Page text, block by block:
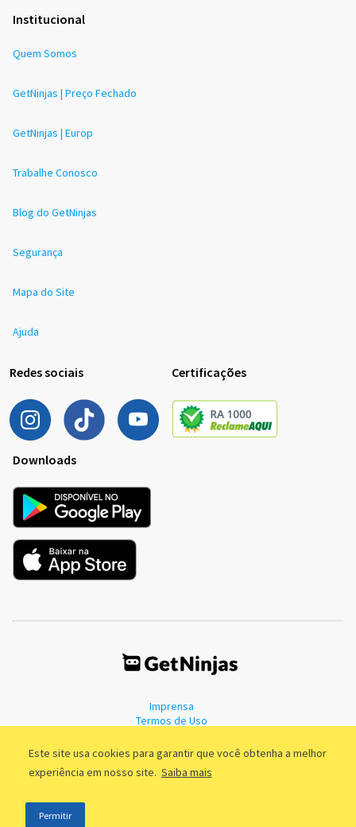
Este site usa cookies para garantir que você obtenha a melhor
experiência em nosso site. Saiba mais
Permitir
Institucional
Quem Somos
GetNinjas | Preço Fechado
GetNinjas | Europ
Trabalhe Conosco
Blog do GetNinjas
Segurança
Mapa do Site
Ajuda
Redes sociais Certificações
Downloads
Imprensa
Termos de Uso
©2011 - 2026, GetNinjas LTDA. CNPJ 55.744.877/0001-89 - Rua Dr.
Fernandes Coelho, 85 - 3º andar - São Paulo/SP - Brasil